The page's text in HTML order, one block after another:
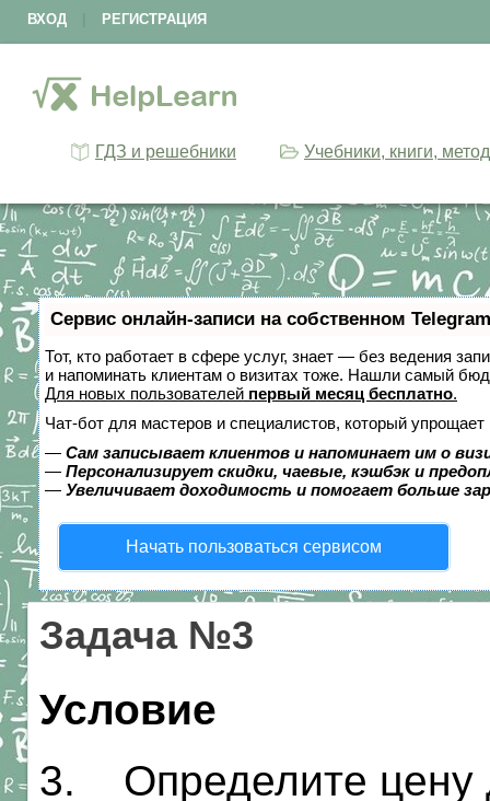
ВХОД РЕГИСТРАЦИЯ
ГДЗ и решебники Учебники, книги,
Сервис онлайн-записи на собственном
Тот, кто работает в сфере услуг, знает — без ведения
и напоминать клиентам о визитах тоже. Нашли самый
Для новых пользователей первый месяц бесплатно.
Чат-бот для мастеров и специалистов, который упрощает
— Сам записывает клиентов и напоминает им о
— Персонализирует скидки, чаевые, кэшбэк и
— Увеличивает доходимость и помогает больше
Начать пользоваться сервисом
Задача №3
Условие
3. Определите цену